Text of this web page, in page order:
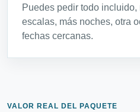
Puedes pedir todo
escalas, más noches, otra
fechas cercanas.
VALOR REAL DEL PAQUETE